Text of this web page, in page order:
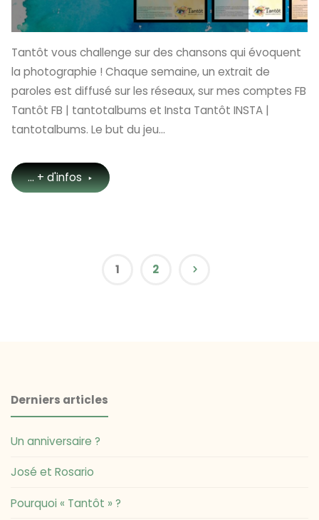
Tantôt vous challenge sur des chansons qui évoquent
la photographie ! Chaque semaine, un extrait de
paroles est diffusé sur les réseaux, sur mes comptes FB
Tantôt FB | tantotalbums et Insta Tantôt INSTA |
tantotalbums. Le but du jeu…
... + d'infos
"QuiZ
Tantôt"
1 2
Derniers articles
Un anniversaire ?
José et Rosario
Pourquoi « Tantôt » ?